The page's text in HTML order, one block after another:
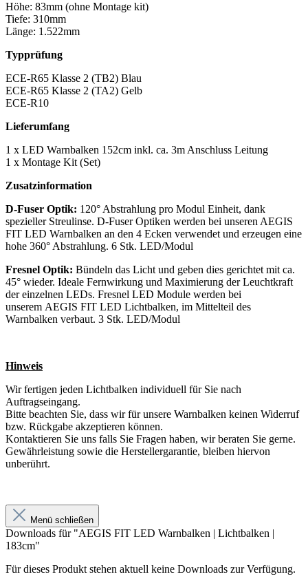
Höhe: 83mm (ohne Montage kit)
Tiefe: 310mm
Länge: 1.522mm
Typprüfung
ECE-R65 Klasse 2 (TB2) Blau
ECE-R65 Klasse 2 (TA2) Gelb
ECE-R10
Lieferumfang
1 x LED Warnbalken 152cm inkl. ca. 3m Anschluss Leitung
1 x Montage Kit (Set)
Zusatzinformation
D-Fuser Optik: 120° Abstrahlung pro Modul Einheit, dank
spezieller Streulinse. D-Fuser Optiken werden bei unseren AEGIS
FIT LED Warnbalken an den 4 Ecken verwendet und erzeugen eine
hohe 360° Abstrahlung. 6 Stk. LED/Modul
Fresnel Optik: Bündeln das Licht und geben dies gerichtet mit ca.
45° wieder. Ideale Fernwirkung und Maximierung der Leuchtkraft
der einzelnen LEDs. Fresnel LED Module werden bei
unserem AEGIS FIT LED Lichtbalken, im Mittelteil des
Warnbalken verbaut. 3 Stk. LED/Modul
Hinweis
Wir fertigen jeden Lichtbalken individuell für Sie nach
Auftragseingang.
Bitte beachten Sie, dass wir für unsere Warnbalken keinen Widerruf
bzw. Rückgabe akzeptieren können.
Kontaktieren Sie uns falls Sie Fragen haben, wir beraten Sie gerne.
Gewährleistung sowie die Herstellergarantie, bleiben hiervon
unberührt.
Menü schließen
Downloads für "AEGIS FIT LED Warnbalken | Lichtbalken |
183cm"
Für dieses Produkt stehen aktuell keine Downloads zur Verfügung.